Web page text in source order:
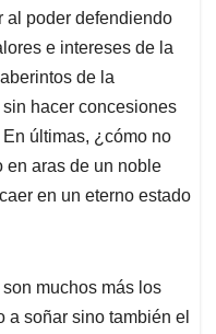
al poder defendiendo
e intereses de la
de la
hacer concesiones
últimas, ¿cómo no
en aras de un noble
en un eterno estado
muchos más los
a soñar sino también el